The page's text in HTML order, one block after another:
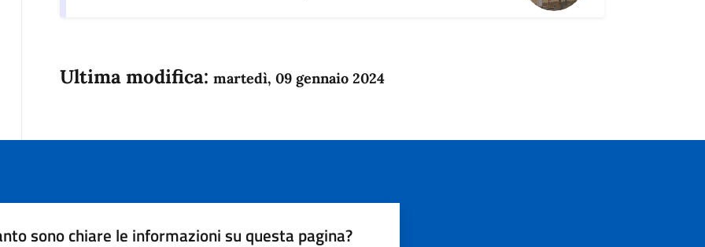
Ultima modifica: martedì, 09 gennaio 2024
sono chiare le informazioni su questa pagina?